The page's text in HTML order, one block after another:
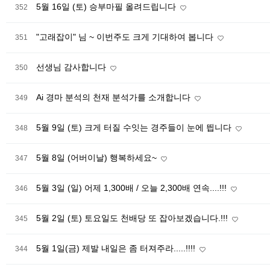
352 5월 16일 (토) 승부마필 올려드립니다
351 "고래잡이" 님 ~ 이번주도 크게 기대하여 봅니다
350 선생님 감사합니다
349 Ai 경마 분석의 천재 분석가를 소개합니다
348 5월 9일 (토) 크게 터질 수잇는 경주들이 눈에 띕니다
347 5월 8일 (어버이날) 행복하세요~
346 5월 3일 (일) 어제 1,300배 / 오늘 2,300배 연속....!!!
345 5월 2일 (토) 토요일도 천배당 또 잡아보겠습니다.!!!
344 5월 1일(금) 제발 내일은 좀 터져주라.....!!!!